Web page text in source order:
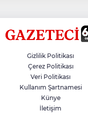
Siverek’te Mahmut Gülel
Filistin Konvoyuna
Gizlilik Politikası
Çerez Politikası
Veri Politikası
Kullanım Şartnamesi
Künye
İletişim